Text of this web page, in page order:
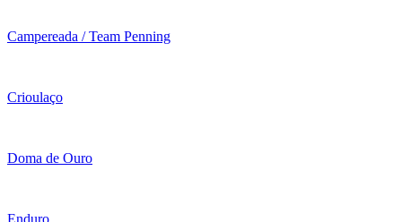
Campereada / Team Penning
Crioulaço
Doma de Ouro
Enduro